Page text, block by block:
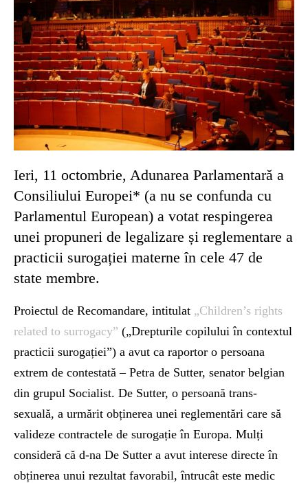
Ieri, 11 octombrie, Adunarea Parlamentară a
Consiliului Europei* (a nu se confunda cu
Parlamentul European) a votat respingerea
unei propuneri de legalizare și reglementare a
practicii surogației materne în cele 47 de
state membre.
Proiectul de Recomandare, intitulat „Children’s rights
related to surrogacy” („Drepturile copilului în contextul
practicii surogației”) a avut ca raportor o persoana
extrem de contestată – Petra de Sutter, senator belgian
din grupul Socialist. De Sutter, o persoană trans-
sexuală, a urmărit obținerea unei reglementări care să
valideze contractele de surogație în Europa. Mulți
consideră că d-na De Sutter a avut interese directe în
obținerea unui rezultat favorabil, întrucât este medic